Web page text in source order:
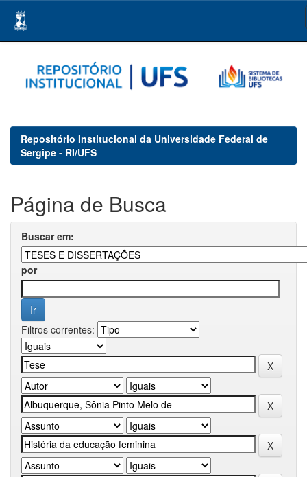
navigation
Repositório Institucional da Universidade Federal de
Sergipe - RI/UFS
Página de Busca
Buscar em:
por
Filtros correntes: